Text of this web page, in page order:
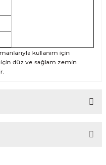
kullanım için
düz ve sağlam zemin